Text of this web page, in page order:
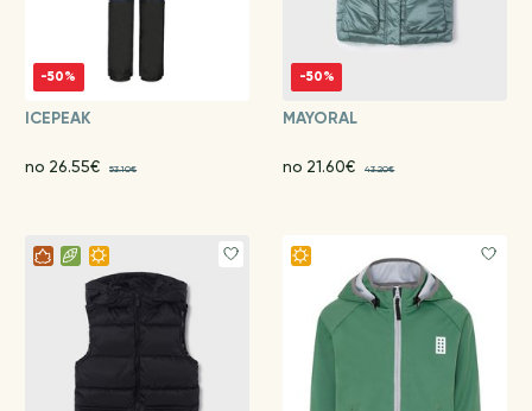
-50%
ICEPEAK
no 26.55€ 53.10€
-50%
MAYORAL
no 21.60€ 43.20€